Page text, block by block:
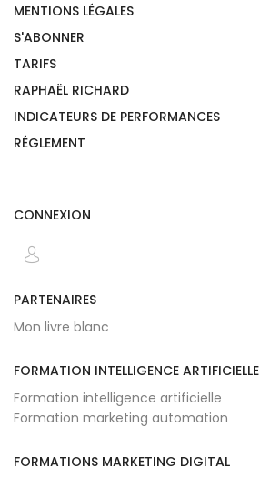
MENTIONS LÉGALES
S'ABONNER
TARIFS
RAPHAËL RICHARD
INDICATEURS DE PERFORMANCES
RÉGLEMENT
CONNEXION
PARTENAIRES
Mon livre blanc
FORMATION INTELLIGENCE ARTIFICIELLE
Formation intelligence artificielle
Formation marketing automation
FORMATIONS MARKETING DIGITAL